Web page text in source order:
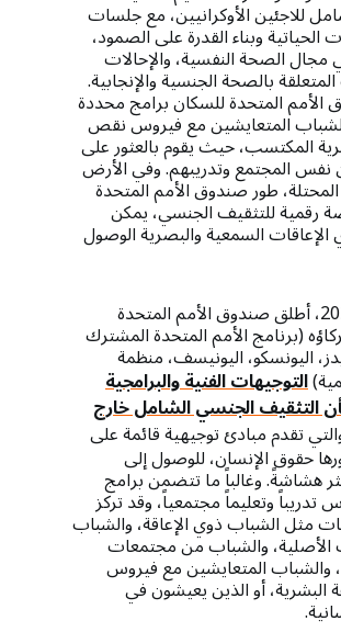
للاجئين الأوكرانيين، مع جلسات
الحياتية وبناء القدرة على الصمود،
مجال الصحة النفسية، والإحالات
بالصحة الجنسية والإنجابية.
المتحدة للسكان برامج محددة
المتعايشين مع فيروس نقص
المكتسب، حيث يقوم بالعثور على
المجتمع وتدريبهم. وفي الأرض
طور صندوق الأمم المتحدة
رقمية للتثقيف الجنسي، يمكن
السمعية والبصرية الوصول
وفي عام 2020، أطلق صندوق الأمم المتحدة
(برنامج الأمم المتحدة المشترك
اليونسكو، اليونيسف، منظمة
التوجيهات الفنية والبرامجية
التثقيف الجنسي الشامل خارج
تقدم مبادئ توجيهية قائمة على
حقوق الإنسان، للوصول إلى
هشاشةً. وغالباً ما تتضمن برامج
تدريباً وتعليماً مجتمعياً، وقد تركز
مثل الشباب ذوي الإعاقة، والشباب
والشباب من مجتمعات
والشباب المتعايشين مع فيروس
البشرية، أو الذين يعيشون في